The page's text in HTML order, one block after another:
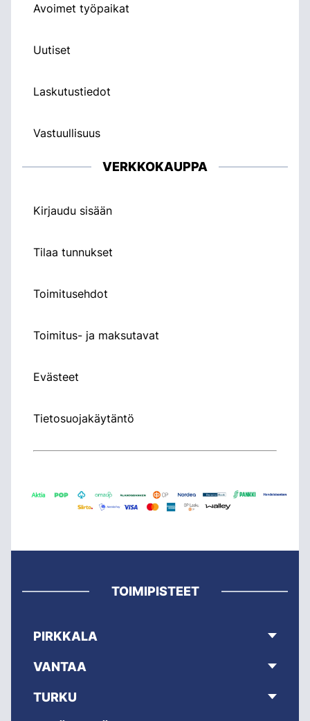
Avoimet työpaikat
Uutiset
Laskutustiedot
Vastuullisuus
VERKKOKAUPPA
Kirjaudu sisään
Tilaa tunnukset
Toimitusehdot
Toimitus- ja maksutavat
Evästeet
Tietosuojakäytäntö
TOIMIPISTEET
PIRKKALA
VANTAA
TURKU